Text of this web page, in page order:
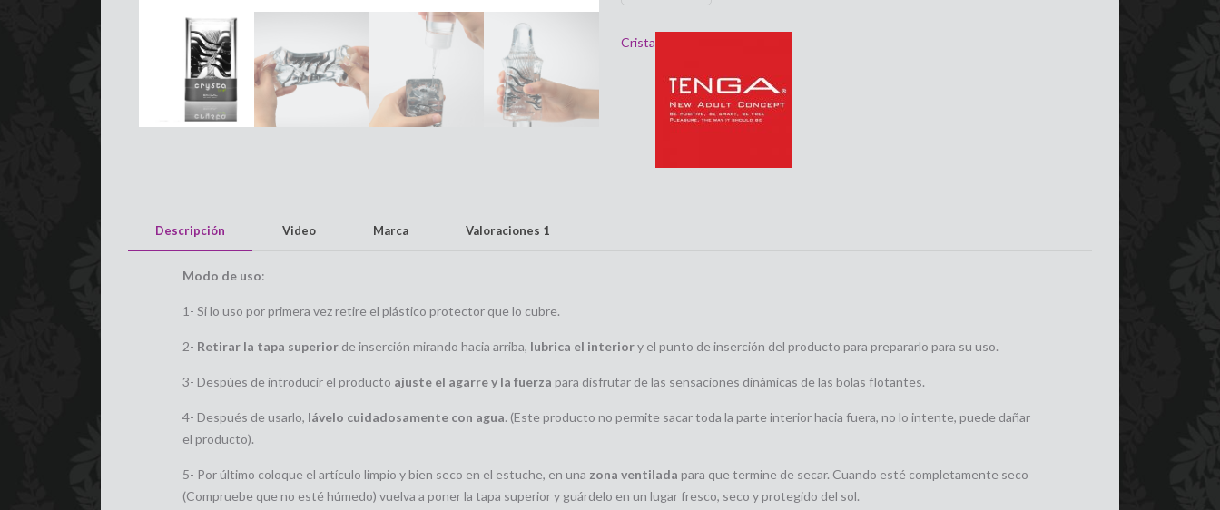
Crista
Descripción Video Marca Valoraciones 1
Modo de uso:
1- Si lo uso por primera vez retire el plástico protector que lo cubre.
2- Retirar la tapa superiorde inserción mirando hacia arriba, lubrica el interiory el punto de inserción del producto para prepararlo para su uso.
3- Despúes de introducir el producto ajuste el agarre y la fuerza para disfrutar de las sensaciones dinámicas de las bolas flotantes.
4- Después de usarlo, lávelo cuidadosamente con agua. (Este producto no permite sacar toda la parte interior hacia fuera, no lo intente, puede dañar
el producto).
5- Por último coloque el artículo limpio y bien seco en el estuche, en una zona ventilada para que termine de secar. Cuando esté completamente seco
(Compruebe que no esté húmedo) vuelva a poner la tapa superior y guárdelo en un lugar fresco, seco y protegido del sol.